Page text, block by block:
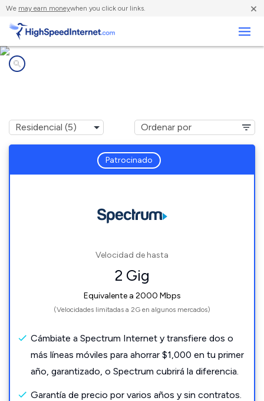
We may earn moneywhen you click our links. ×
Patrocinado
Velocidad de hasta
2 Gig
Equivalente a 2000 Mbps
(Velocidades limitadas a 2G en algunos mercados)
Cámbiate a Spectrum Internet y transfiere dos o
más líneas móviles para ahorrar $1,000 en tu primer
año, garantizado, o Spectrum cubrirá la diferencia.
Garantía de precio por varios años y sin contratos.